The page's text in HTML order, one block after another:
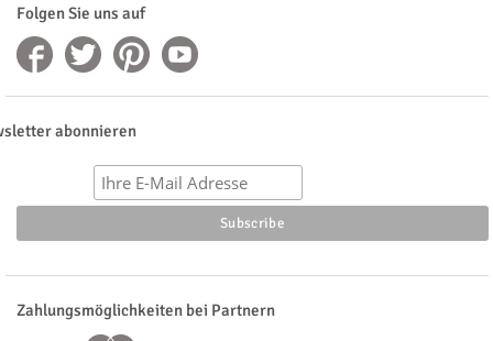
Folgen Sie uns auf
abonnieren
Zahlungsmöglichkeiten bei Partnern